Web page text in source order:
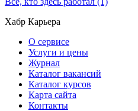
Хабр Карьера
О сервисе
Услуги и цены
Журнал
Каталог вакансий
Каталог курсов
Карта сайта
Контакты